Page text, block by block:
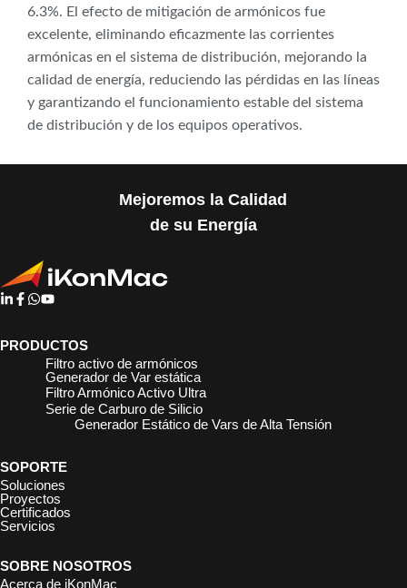
6.3%. El efecto de mitigación de armónicos fue
excelente, eliminando eficazmente las corrientes
armónicas en el sistema de distribución, mejorando la
calidad de energía, reduciendo las pérdidas en las líneas
y garantizando el funcionamiento estable del sistema
de distribución y de los equipos operativos.
Mejoremos la Calidad
de su Energía
PRODUCTOS
Filtro activo de armónicos
Generador de Var estática
Filtro Armónico Activo Ultra
Serie de Carburo de Silicio
Generador Estático de Vars de Alta Tensión
SOPORTE
Soluciones
Proyectos
Certificados
Servicios
SOBRE NOSOTROS
Acerca de iKonMac